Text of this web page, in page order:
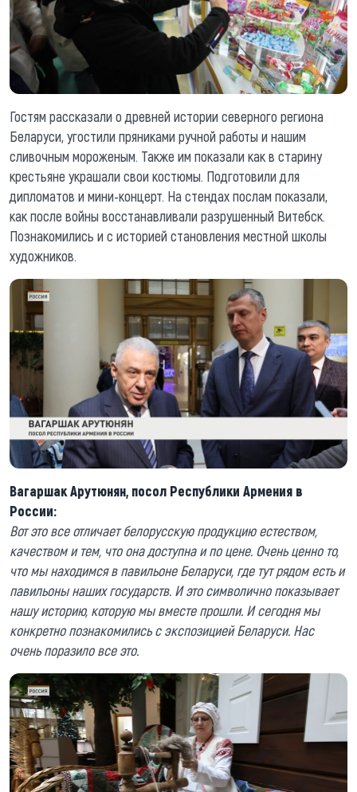
Гостям рассказали о древней истории северного региона
Беларуси, угостили пряниками ручной работы и нашим
сливочным мороженым. Также им показали как в старину
крестьяне украшали свои костюмы. Подготовили для
дипломатов и мини-концерт. На стендах послам показали,
как после войны восстанавливали разрушенный Витебск.
Познакомились и с историей становления местной школы
художников.
Вагаршак Арутюнян, посол Республики Армения в
России:
Вот это все отличает белорусскую продукцию естеством,
качеством и тем, что она доступна и по цене. Очень ценно то,
что мы находимся в павильоне Беларуси, где тут рядом есть и
павильоны наших государств. И это символично показывает
нашу историю, которую мы вместе прошли. И сегодня мы
конкретно познакомились с экспозицией Беларуси. Нас
очень поразило все это.